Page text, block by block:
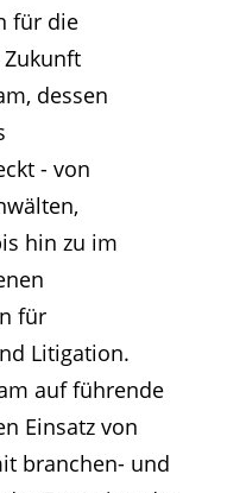
für die
dessen
- von
hin zu im
für
Litigation.
auf führende
Einsatz von
branchen- und